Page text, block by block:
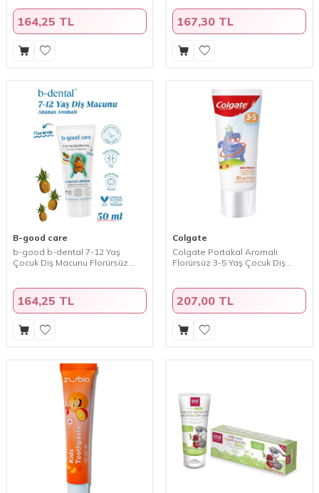
164,25 TL 167,30 TL
B-good care
b-good b-dental 7-12 Yaş
Çocuk Diş Macunu Florürsüz
164,25 TL
Colgate
Colgate Portakal Aromalı
Florürsüz 3-5 Yaş Çocuk Diş
207,00 TL